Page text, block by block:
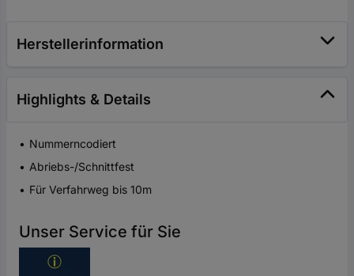
Herstellerinformation
Highlights & Details
Nummerncodiert
Abriebs-/Schnittfest
Für Verfahrweg bis 10m
Unser Service für Sie